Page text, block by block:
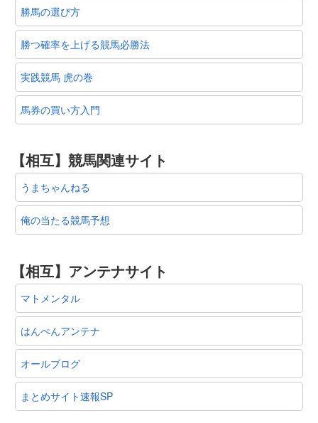
勝馬の選び方
勝つ確率を上げる競馬必勝法
実践競馬 虎の巻
馬券の買い方入門
【相互】競馬関連サイト
うまちゃんねる
俺の当たる競馬予想
【相互】アンテナサイト
マトメンタル
はんぺんアンテナ
オールブログ
まとめサイト速報SP